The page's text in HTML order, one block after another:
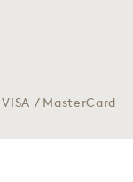
/ MasterCard